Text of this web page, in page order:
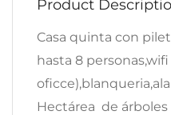
Product
Casa quinta con
hasta 8
Hectárea de árboles